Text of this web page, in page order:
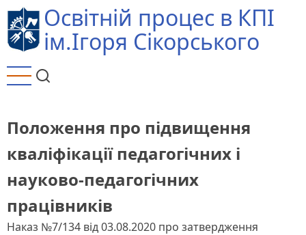
Перейти
до
основного
Освітній процес в КПІ
ім.Ігоря Сікорського
Положення про підвищення
кваліфікації педагогічних і
науково-педагогічних
працівників
Наказ №7/134 від 03.08.2020 про затвердження